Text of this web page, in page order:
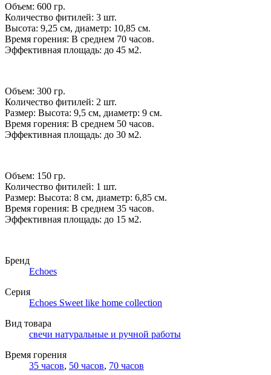
Объем: 600 гр.
Количество фитилей: 3 шт.
Высота: 9,25 см, диаметр: 10,85 см.
Время горения: В среднем 70 часов.
Эффективная площадь: до 45 м2.
Объем: 300 гр.
Количество фитилей: 2 шт.
Размер: Высота: 9,5 см, диаметр: 9 см.
Время горения: В среднем 50 часов.
Эффективная площадь: до 30 м2.
Объем: 150 гр.
Количество фитилей: 1 шт.
Размер: Высота: 8 см, диаметр: 6,85 см.
Время горения: В среднем 35 часов.
Эффективная площадь: до 15 м2.
Бренд
Echoes
Серия
Echoes Sweet like home collection
Вид товара
свечи натуральные и ручной работы
Время горения
35 часов, 50 часов, 70 часов